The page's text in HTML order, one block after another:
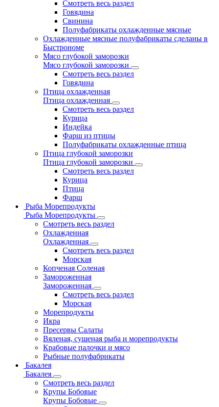
Смотреть весь раздел
Говядина
Свинина
Полуфабрикаты охлажденные мясные
Охлажденные мясные полуфабрикаты сделаны в
Быстрономе
Мясо глубокой заморозки
Мясо глубокой заморозки
Смотреть весь раздел
Говядина
Птица охлажденная
Птица охлажденная
Смотреть весь раздел
Курица
Индейка
Фарш из птицы
Полуфабрикаты охлажденные птица
Птица глубокой заморозки
Птица глубокой заморозки
Смотреть весь раздел
Курица
Птица
Фарш
Рыба Морепродукты
Рыба Морепродукты
Смотреть весь раздел
Охлажденная
Охлажденная
Смотреть весь раздел
Морская
Копченая Соленая
Замороженная
Замороженная
Смотреть весь раздел
Морская
Морепродукты
Икра
Пресервы Салаты
Вяленая, сушеная рыба и морепродукты
Крабовые палочки и мясо
Рыбные полуфабрикаты
Бакалея
Бакалея
Смотреть весь раздел
Крупы Бобовые
Крупы Бобовые